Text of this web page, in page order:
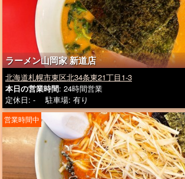
ラーメン山岡家 新道店
北海道札幌市東区北34条東21丁目1-3
本日の営業時間: 24時間営業
定休日: - 駐車場: 有り
営業時間中